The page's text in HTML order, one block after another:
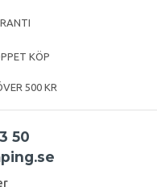
KÖP
500 KR
50